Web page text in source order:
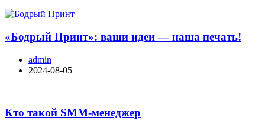
«Бодрый Принт»: ваши идеи — наша печать!
admin
2024-08-05
Кто такой SMM-менеджер